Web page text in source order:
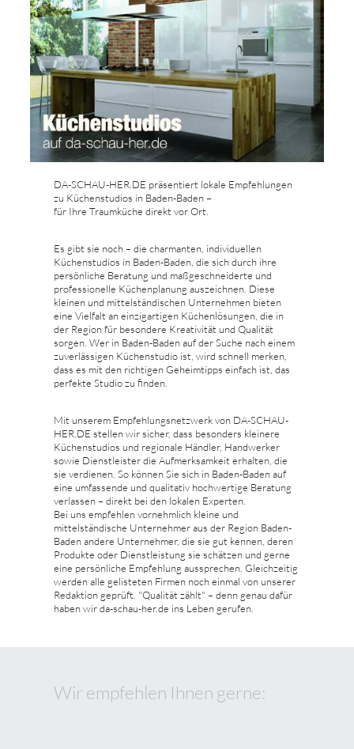
DA-SCHAU-HER.DE präsentiert lokale Empfehlungen
zu Küchenstudios in Baden-Baden –
für Ihre Traumküche direkt vor Ort.
Es gibt sie noch – die charmanten, individuellen
Küchenstudios in Baden-Baden, die sich durch ihre
persönliche Beratung und maßgeschneiderte und
professionelle Küchenplanung auszeichnen. Diese
kleinen und mittelständischen Unternehmen bieten
eine Vielfalt an einzigartigen Küchenlösungen, die in
der Region für besondere Kreativität und Qualität
sorgen. Wer in Baden-Baden auf der Suche nach einem
zuverlässigen Küchenstudio ist, wird schnell merken,
dass es mit den richtigen Geheimtipps einfach ist, das
perfekte Studio zu finden.
Mit unserem Empfehlungsnetzwerk von DA-SCHAU-
HER.DE stellen wir sicher, dass besonders kleinere
Küchenstudios und regionale Händler, Handwerker
sowie Dienstleister die Aufmerksamkeit erhalten, die
sie verdienen. So können Sie sich in Baden-Baden auf
eine umfassende und qualitativ hochwertige Beratung
verlassen – direkt bei den lokalen Experten.
Bei uns empfehlen vornehmlich kleine und
mittelständische Unternehmer aus der Region Baden-
Baden andere Unternehmer, die sie gut kennen, deren
Produkte oder Dienstleistung sie schätzen und gerne
eine persönliche Empfehlung aussprechen. Gleichzeitig
werden alle gelisteten Firmen noch einmal von unserer
Redaktion geprüft. "Qualität zählt" – denn genau dafür
haben wir da-schau-her.de ins Leben gerufen.
Wir empfehlen Ihnen gerne: